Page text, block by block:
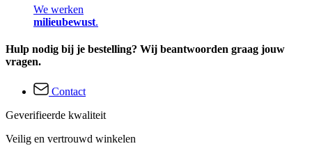
We werken
milieubewust.
Hulp nodig bij je bestelling? Wij beantwoorden graag jouw
vragen.
Contact
Geverifieerde kwaliteit
Veilig en vertrouwd winkelen